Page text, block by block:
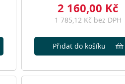
2 160,00 Kč
1 785,12 Kč bez DPH
Přidat do košíku